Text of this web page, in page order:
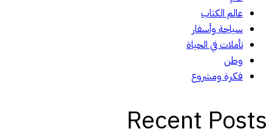
عالم الكتاب
سياحة وأسفار
تأملات في الحياة
وطن
فكرة ومشروع
Recent Posts